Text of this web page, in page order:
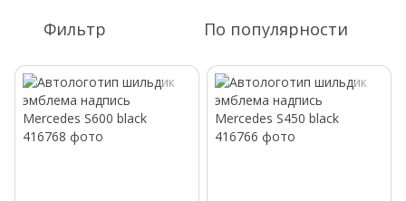
Фильтр По популярности